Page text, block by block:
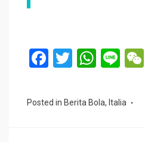
F
ce
T
tt
W
at
Li
e
Posted in Berita Bola, Italia